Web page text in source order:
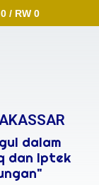
/ RW 0
dalam
dan Iptek